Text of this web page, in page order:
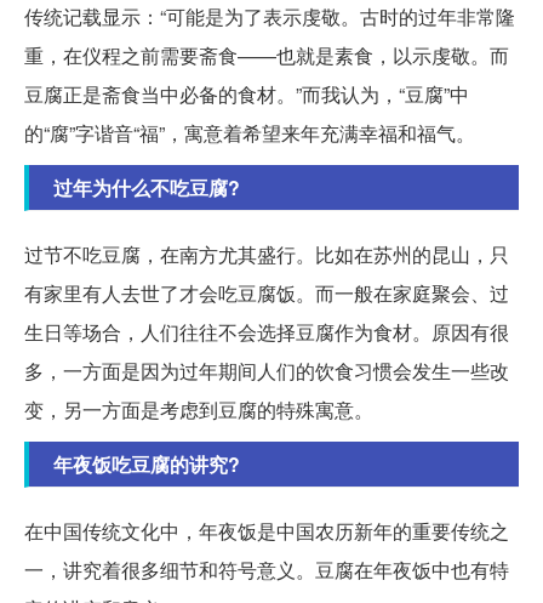
传统记载显示：“可能是为了表示虔敬。古时的过年非常隆
重，在仪程之前需要斋食——也就是素食，以示虔敬。而
豆腐正是斋食当中必备的食材。”而我认为，“豆腐”中
的“腐”字谐音“福”，寓意着希望来年充满幸福和福气。
过年为什么不吃豆腐?
过节不吃豆腐，在南方尤其盛行。比如在苏州的昆山，只
有家里有人去世了才会吃豆腐饭。而一般在家庭聚会、过
生日等场合，人们往往不会选择豆腐作为食材。原因有很
多，一方面是因为过年期间人们的饮食习惯会发生一些改
变，另一方面是考虑到豆腐的特殊寓意。
年夜饭吃豆腐的讲究?
在中国传统文化中，年夜饭是中国农历新年的重要传统之
一，讲究着很多细节和符号意义。豆腐在年夜饭中也有特